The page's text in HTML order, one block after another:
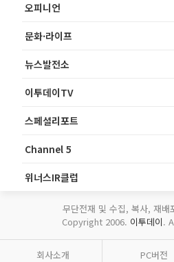
오피니언
문화·라이프
뉴스발전소
이투데이TV
스페셜리포트
Channel 5
위너스IR클럽
무단전재 및 수집, 복사, 재배
Copyright 2006. 이투데이.
회사소개 PC버전